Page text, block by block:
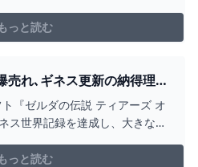
もっと読む
売れ､ギネス更新の納得理由
気が落ちていた過去も ゲ
タメ 東洋経済オンライン
『ゼルダの伝説 ティアーズ オ
ス世界記録を達成し、大きな話
Nintendo videoga…
もっと読む